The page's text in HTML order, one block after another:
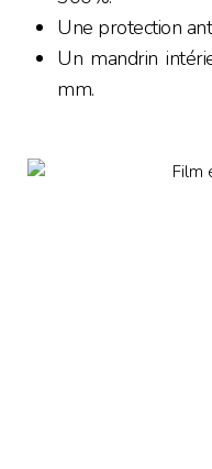
Une protection
Un mandrin
mm.